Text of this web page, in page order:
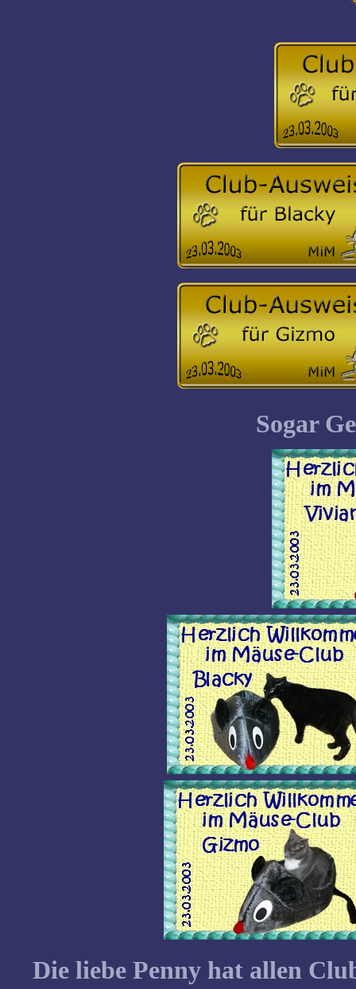
Sogar
Die liebe Penny hat allen